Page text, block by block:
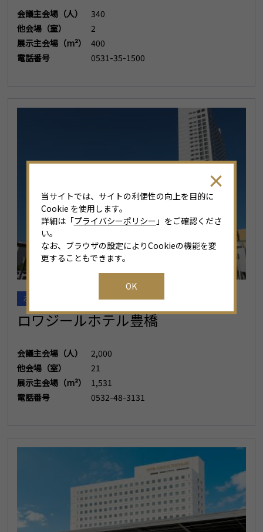
会議主会場（人）
340
他会場（室）
2
展示主会場（m²）
400
電話番号
0531-35-1500
ホテル 東三河地域
ロワジールホテル豊橋
会議主会場（人）
2,000
他会場（室）
21
展示主会場（m²）
1,531
電話番号
0532-48-3131
当サイトでは、サイトの利便性の向上を目的に
Cookie を使用します。
詳細は「プライバシーポリシー 」をご確認くださ
い。
なお、ブラウザの設定によりCookieの機能を変
更することもできます。
OK